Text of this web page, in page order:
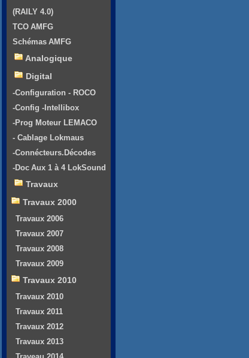
(RAILY 4.0)
TCO AMFG
Schémas AMFG
Analogique
Digital
-Configuration - ROCO
-Config -Intellibox
-Prog Moteur LEMACO
- Cablage Lokmaus
-Connécteurs.Décodes
-Doc Aux 1 à 4 LokSound
Travaux
Travaux 2000
Travaux 2006
Travaux 2007
Travaux 2008
Travaux 2009
Travaux 2010
Travaux 2010
Travaux 2011
Travaux 2012
Travaux 2013